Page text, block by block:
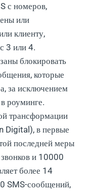
с номеров,
или
клиенту,
3 или 4.
блокировать
которые
за исключением
роуминге.
трансформации
в первые
последней меры
и 10000
более 14
SMS-сообщений,